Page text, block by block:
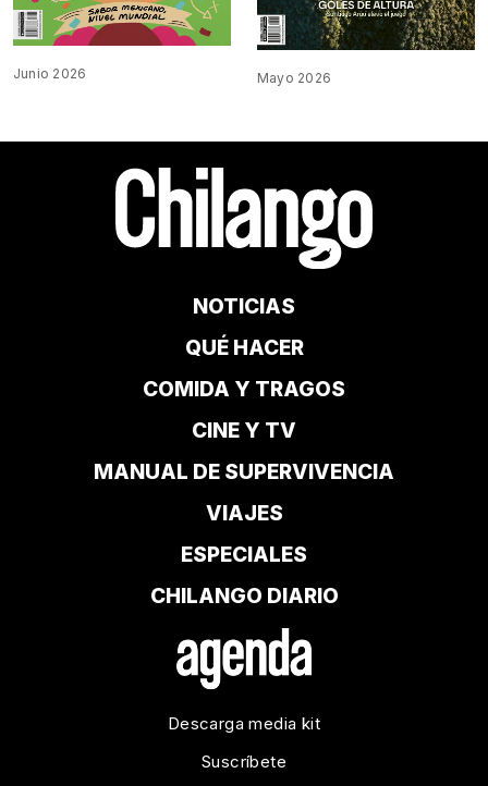
Junio 2026 Mayo 2026
NOTICIAS
QUÉ HACER
COMIDA Y TRAGOS
CINE Y TV
MANUAL DE SUPERVIVENCIA
VIAJES
ESPECIALES
CHILANGO DIARIO
Descarga media kit
Suscríbete